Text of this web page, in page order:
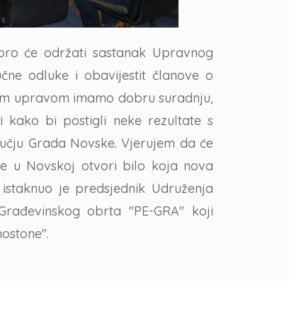
će održati sastanak Upravnog
odluke i obavijestit članove o
upravom imamo dobru suradnju,
kako bi postigli neke rezultate s
Grada Novske. Vjerujem da će
u Novskoj otvori bilo koja nova
je predsjednik Udruženja
obrta "PE-GRA" koji